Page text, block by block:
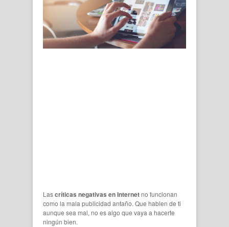
Lascríticas negativas en Internetno funcionan
como la mala publicidad antaño. Que hablen de ti
aunque sea mal, no es algo que vaya a hacerte
ningún bien.